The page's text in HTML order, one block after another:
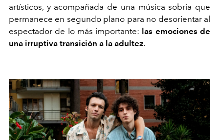
artísticos, y acompañada de una música sobria que
permanece en segundo plano para no desorientar al
espectador de lo más importante: las emociones de
una irruptiva transición a la adultez.